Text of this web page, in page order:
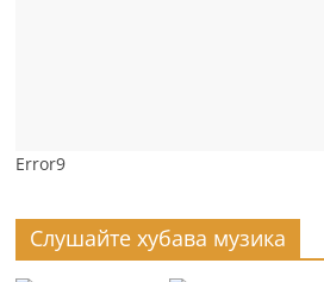
Error9
Слушайте хубава музика